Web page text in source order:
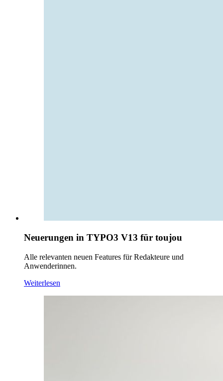
Neuerungen in TYPO3 V13 für toujou
Alle relevanten neuen Features für Redakteure und
Anwenderinnen.
Weiterlesen